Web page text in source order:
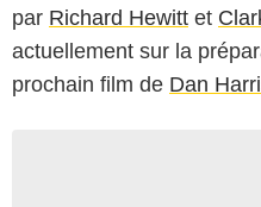
par Richard Hewitt et
actuellement sur la
prochain film de Dan